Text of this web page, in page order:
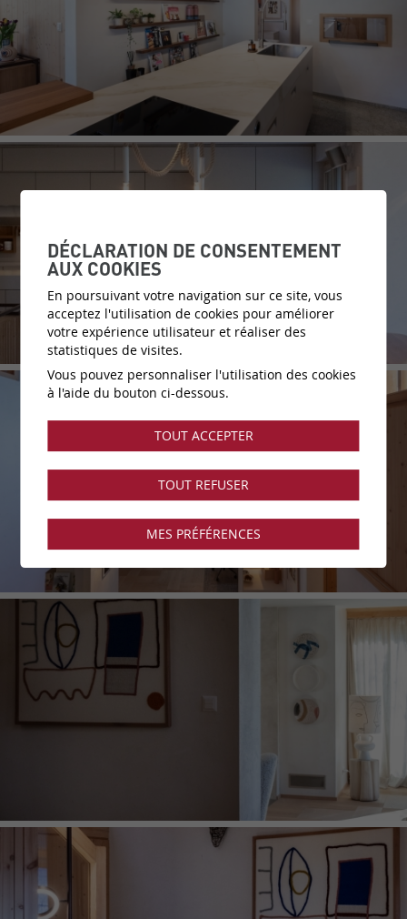
DÉCLARATION DE CONSENTEMENT
AUX COOKIES
En poursuivant votre navigation sur ce site, vous
acceptez l'utilisation de cookies pour améliorer
votre expérience utilisateur et réaliser des
statistiques de visites.
Vous pouvez personnaliser l'utilisation des cookies
à l'aide du bouton ci-dessous.
TOUT ACCEPTER
TOUT REFUSER
MES PRÉFÉRENCES